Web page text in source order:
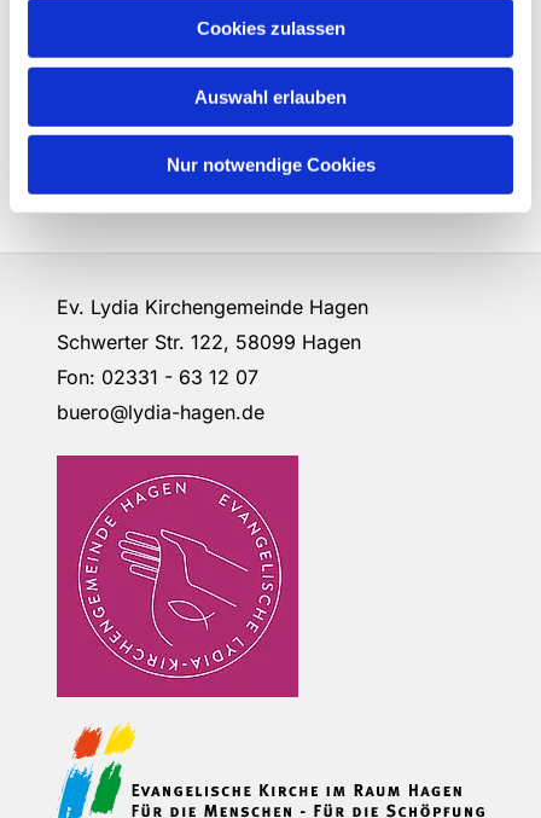
Cookies zulassen
Auswahl erlauben
Nur notwendige Cookies
Ev. Lydia Kirchengemeinde Hagen
Schwerter Str. 122, 58099 Hagen
Fon: 02331 - 63 12 07
buero@lydia-hagen.de